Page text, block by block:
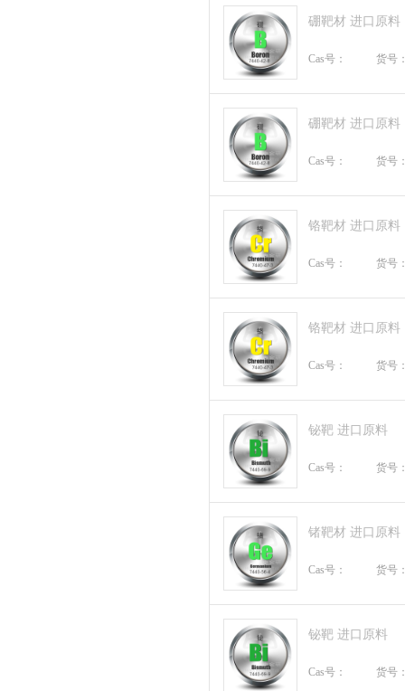
硼靶材 进口原料
Cas号： 货号
硼靶材 进口原料
Cas号： 货号
铬靶材 进口原料
Cas号： 货号
铬靶材 进口原料
Cas号： 货号
铋靶 进口原料
Cas号： 货号
锗靶材 进口原料
Cas号： 货号
铋靶 进口原料
Cas号： 货号